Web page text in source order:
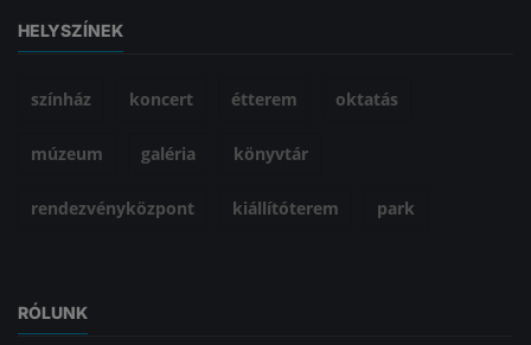
HELYSZÍNEK
színház koncert étterem oktatás
múzeum galéria könyvtár
rendezvényközpont kiállítóterem park
RÓLUNK